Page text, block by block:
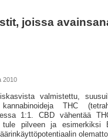
joissa
2010
valmistettu,
THC
1:1. CBD vähentää
pilveen ja esimerkiksi